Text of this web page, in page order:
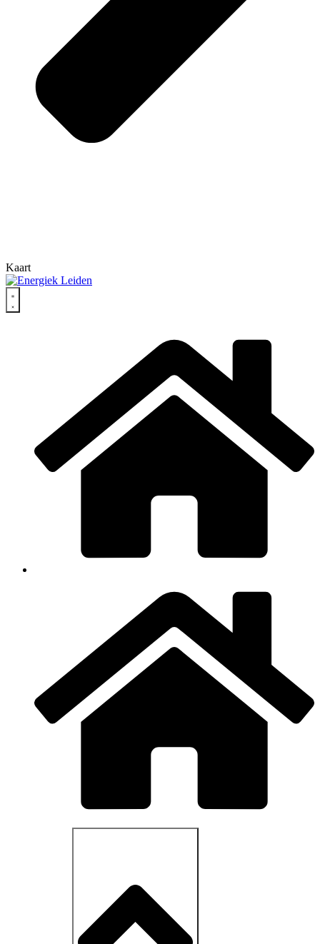
Kaart